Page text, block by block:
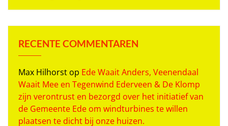
RECENTE COMMENTAREN
Max Hilhorst op Ede Waait Anders, Veenendaal
Waait Mee en Tegenwind Ederveen & De Klomp
zijn verontrust en bezorgd over het initiatief van
de Gemeente Ede om windturbines te willen
plaatsen te dicht bij onze huizen.